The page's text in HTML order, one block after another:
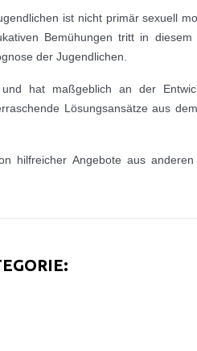
ist nicht primär sexuell
Bemühungen tritt in
der Jugendlichen.
hat maßgeblich an der
Lösungsansätze aus
hilfreicher Angebote aus